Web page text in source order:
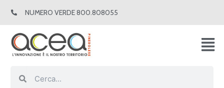
NUMERO VERDE 800.808055